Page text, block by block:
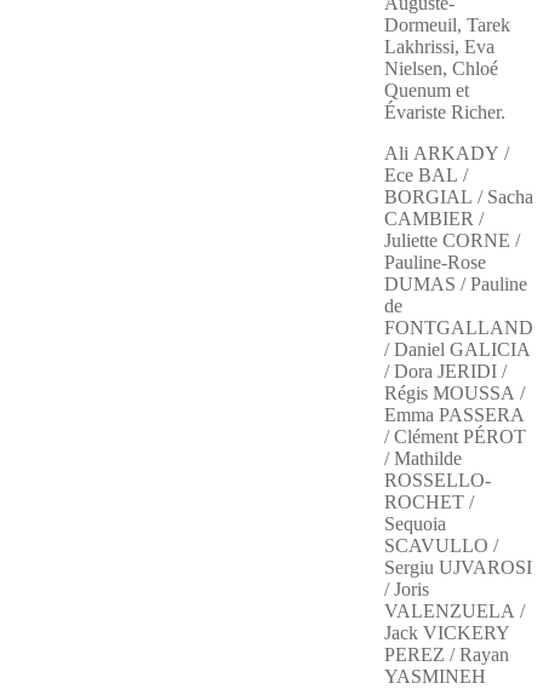
Dormeuil, Tarek
Lakhrissi, Eva
Nielsen, Chloé
Quenum et
Évariste Richer.
Ali ARKADY /
Ece BAL /
BORGIAL / Sacha
CAMBIER /
Juliette CORNE /
Pauline-Rose
DUMAS / Pauline
de
FONTGALLAND
/ Daniel GALICIA
/ Dora JERIDI /
Régis MOUSSA /
Emma PASSERA
/ Clément PÉROT
/ Mathilde
ROSSELLO-
ROCHET /
Sequoia
SCAVULLO /
Sergiu UJVAROSI
/ Joris
VALENZUELA /
Jack VICKERY
PEREZ / Rayan
YASMINEH